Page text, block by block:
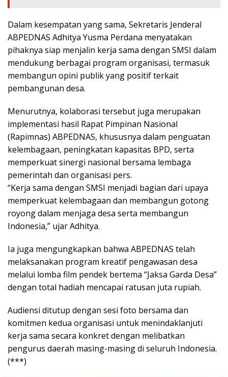
Dalam kesempatan yang sama, Sekretaris Jenderal
ABPEDNAS Adhitya Yusma Perdana menyatakan
pihaknya siap menjalin kerja sama dengan SMSI dalam
mendukung berbagai program organisasi, termasuk
membangun opini publik yang positif terkait
pembangunan desa.
Menurutnya, kolaborasi tersebut juga merupakan
implementasi hasil Rapat Pimpinan Nasional
(Rapimnas) ABPEDNAS, khususnya dalam penguatan
kelembagaan, peningkatan kapasitas BPD, serta
memperkuat sinergi nasional bersama lembaga
pemerintah dan organisasi pers.
“Kerja sama dengan SMSI menjadi bagian dari upaya
memperkuat kelembagaan dan membangun gotong
royong dalam menjaga desa serta membangun
Indonesia,” ujar Adhitya.
Ia juga mengungkapkan bahwa ABPEDNAS telah
melaksanakan program kreatif pengawasan desa
melalui lomba film pendek bertema “Jaksa Garda Desa”
dengan total hadiah mencapai ratusan juta rupiah.
Audiensi ditutup dengan sesi foto bersama dan
komitmen kedua organisasi untuk menindaklanjuti
kerja sama secara konkret dengan melibatkan
pengurus daerah masing-masing di seluruh Indonesia.
(***)